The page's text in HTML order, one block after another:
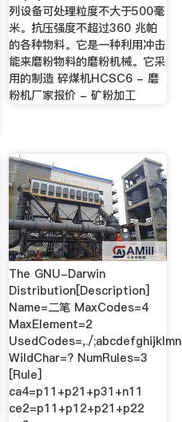
列设备可处理粒度不大于500毫
米。抗压强度不超过360 兆帕
的各种物料。它是一种利用冲击
能来磨粉物料的磨粉机械。它采
用的制造 碎煤机HCSC6 - 磨
粉机厂家报价 - 矿粉加工
The GNU-Darwin
Distribution[Description]
Name=二笔 MaxCodes=4
MaxElement=2
UsedCodes=,./
WildChar=? NumRules=3
[Rule]
ca4=p11+p21+p31+n11
ce2=p11+p12+p21+p22